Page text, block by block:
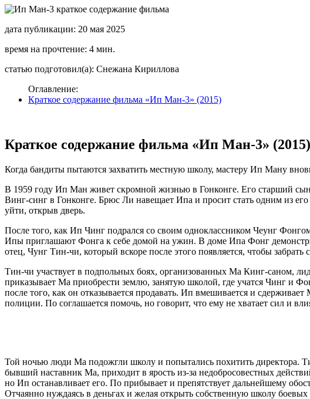
дата публикации: 20 мая 2025
время на прочтение: 4 мин.
статью подготовил(а): Снежана Кириллова
Оглавление:
Краткое содержание фильма «Ип Ман-3» (2015)
Краткое содержание фильма «Ип Ман-3»
Когда бандиты пытаются захватить местную школу, мастеру Ип Ману
В 1959 году Ип Ман живет скромной жизнью в Гонконге. Его старший
Винг-синг в Гонконге. Брюс Ли навещает Ипа и просит стать одним из
уйти, открыв дверь.
После того, как Ип Чинг подрался со своим одноклассником Чеунг
Ипы приглашают Фонга к себе домой на ужин. В доме Ипа Фонг
отец, Чунг Тин-чи, который вскоре после этого появляется, чтобы
Тин-чи участвует в подпольных боях, организованных Ма Кинг-саном,
приказывает Ма приобрести землю, занятую школой, где учатся Чинг и
после того, как он отказывается продавать. Ип вмешивается и
полиции. По соглашается помочь, но говорит, что ему не хватает сил и
Той ночью люди Ма подожгли школу и попытались похитить директора.
бывший наставник Ма, приходит в ярость из-за недобросовестных
но Ип останавливает его. По прибывает и препятствует дальнейшему
Отчаянно нуждаясь в деньгах и желая открыть собственную школу